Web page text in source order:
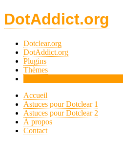
DotAddict.org
Dotclear.org
DotAddict.org
Plugins
Thèmes
Accueil
Astuces pour Dotclear 1
Astuces pour Dotclear 2
À propos
Contact